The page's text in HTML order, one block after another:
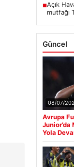
■Açık
mutfağı
Güncel
08/07/
Avrupa
Junior’da
Yola